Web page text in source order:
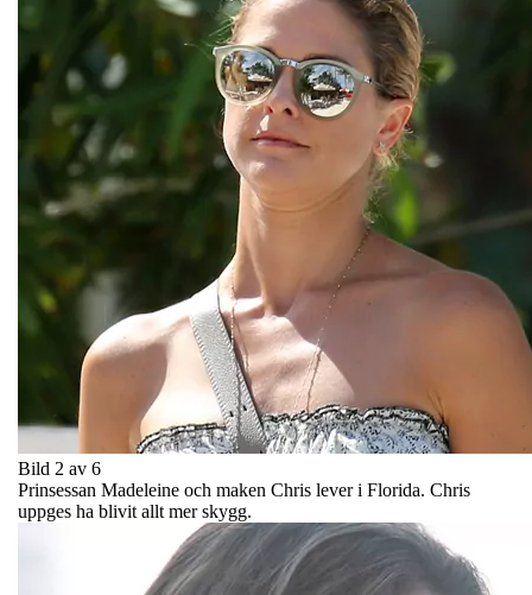
Bild 2 av 6
Prinsessan Madeleine och maken Chris lever i Florida. Chris
uppges ha blivit allt mer skygg.